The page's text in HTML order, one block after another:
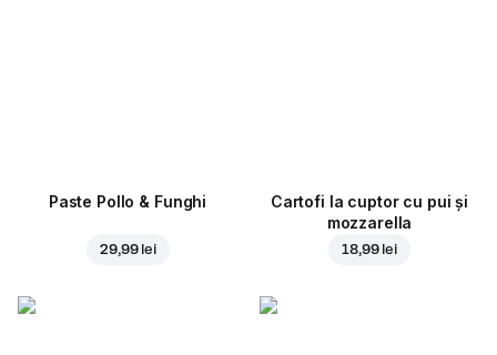
Paste Pollo & Funghi
29,99 lei
Cartofi la cuptor cu pui și
mozzarella
18,99 lei